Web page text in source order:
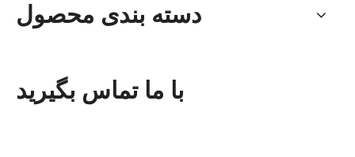
دسته بندی محصول
با ما تماس بگیرید